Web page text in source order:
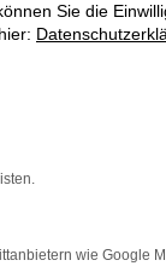
ab
Sie die
wie Google